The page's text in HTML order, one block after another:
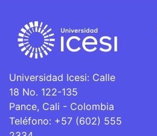
Universidad Icesi: Calle
18 No. 122-135
Pance, Cali - Colombia
Teléfono: +57 (602) 555